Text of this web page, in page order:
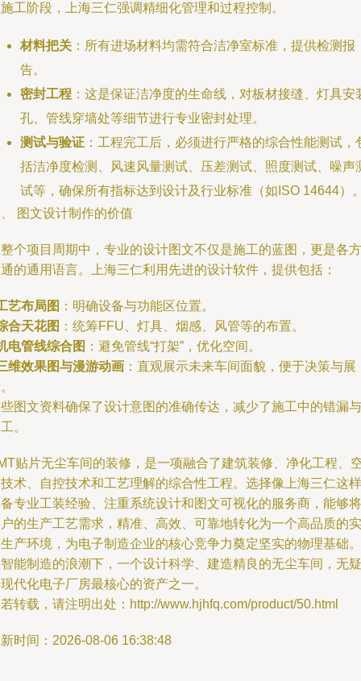
工阶段，上海三仁强调精细化管理和过程控制。
材料把关 ：所有进场材料均需符合洁净室标准，提供检测报
告。
密封工程 ：这是保证洁净度的生命线，对板材接缝、灯具安
孔、管线穿墙处等细节进行专业密封处理。
测试与验证 ：工程完工后，必须进行严格的综合性能测试，
括洁净度检测、风速风量测试、压差测试、照度测试、噪声
试等，确保所有指标达到设计及行业标准（如ISO 14644）
图文设计制作的价值
个项目周期中，专业的设计图文不仅是施工的蓝图，更是各方
的通用语言。上海三仁利用先进的设计软件，提供包括：
艺布局图 ：明确设备与功能区位置。
合天花图 ：统筹FFU、灯具、烟感、风管等的布置。
电管线综合图 ：避免管线“打架”，优化空间。
维效果图与漫游动画 ：直观展示未来车间面貌，便于决策与展
图文资料确保了设计意图的准确传达，减少了施工中的错漏与
。
贴片无尘车间的装修，是一项融合了建筑装修、净化工程、
术、自控技术和工艺理解的综合性工程。选择像上海三仁这样
专业工装经验、注重系统设计和图文可视化的服务商，能够将
的生产工艺需求，精准、高效、可靠地转化为一个高品质的实
产环境，为电子制造企业的核心竞争力奠定坚实的物理基础。
能制造的浪潮下，一个设计科学、建造精良的无尘车间，无疑
代化电子厂房最核心的资产之一。
转载，请注明出处：http://www.hjhfq.com/product/50.html
时间：2026-08-06 16:38:48